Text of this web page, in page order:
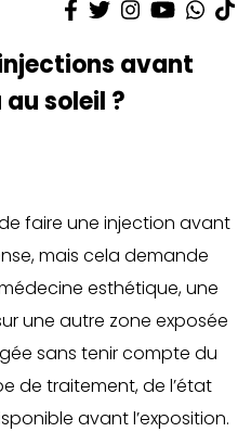
Facebook
TwitterInstagram
YouTube
avant
soleil ?
faire une injection avant
mais cela demande
esthétique, une
une autre zone exposée
sans tenir compte du
de traitement, de l’état
avant l’exposition.